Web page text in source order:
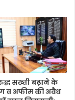
सख्ती बढ़ाने के
व अफीम की अवैध